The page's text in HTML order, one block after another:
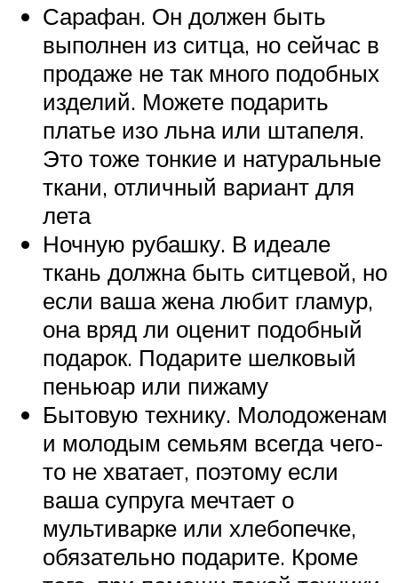
Сарафан. Он должен быть
выполнен из ситца, но сейчас в
продаже не так много подобных
изделий. Можете подарить
платье изо льна или штапеля.
Это тоже тонкие и натуральные
ткани, отличный вариант для
лета
Ночную рубашку. В идеале
ткань должна быть ситцевой, но
если ваша жена любит гламур,
она вряд ли оценит подобный
подарок. Подарите шелковый
пеньюар или пижаму
Бытовую технику. Молодоженам
и молодым семьям всегда чего-
то не хватает, поэтому если
ваша супруга мечтает о
мультиварке или хлебопечке,
обязательно подарите. Кроме